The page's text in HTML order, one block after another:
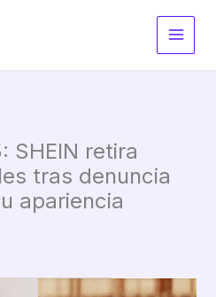
SHEIN retira
tras denuncia
apariencia